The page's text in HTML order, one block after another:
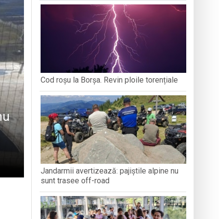
propriul talisman „prinzător de vise”
Satului
vulnerabile din Baia Mare
Training 2026
DE ISTORIE ȘI
DEZVOLTĂ ANXIETATE, IAR CEALALTĂ
MERGE MAI DEPARTE?
Cod roșu la Borșa. Revin ploile torențiale
Jandarmii avertizează: pajiștile alpine nu
sunt trasee off-road